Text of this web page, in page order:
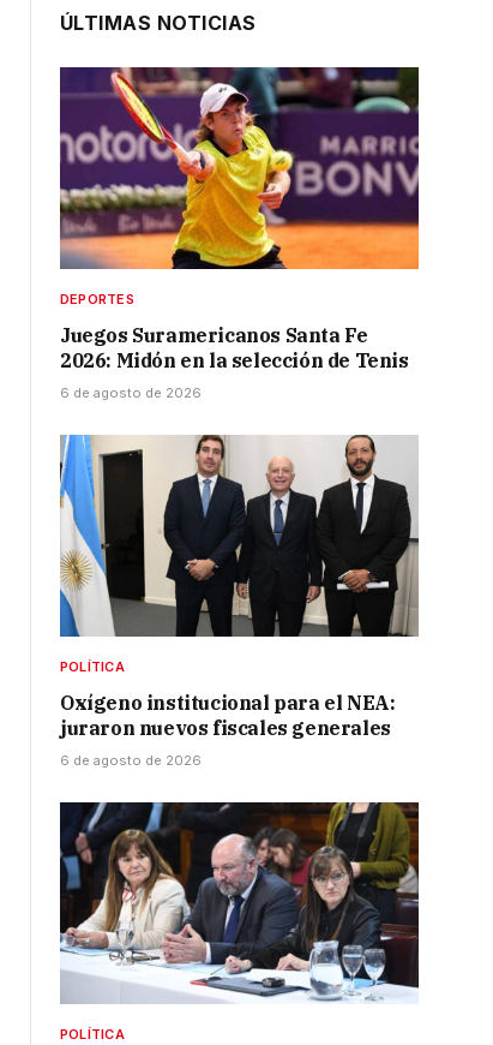
ÚLTIMAS NOTICIAS
DEPORTES
Juegos Suramericanos Santa Fe
2026: Midón en la selección de Tenis
6 de agosto de 2026
POLÍTICA
Oxígeno institucional para el NEA:
juraron nuevos fiscales generales
6 de agosto de 2026
POLÍTICA